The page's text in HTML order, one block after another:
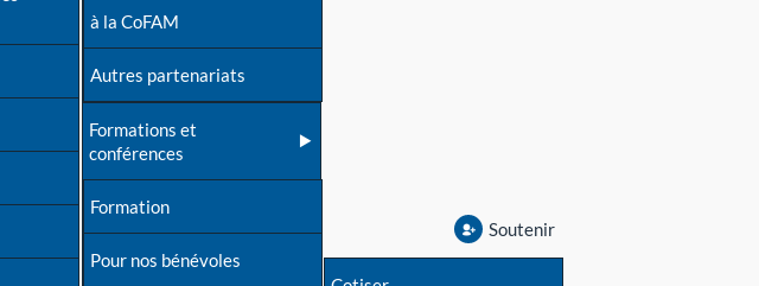
à la CoFAM
Autres partenariats
Formations et
conférences
Formation
Pour nos bénévoles
Soutenir